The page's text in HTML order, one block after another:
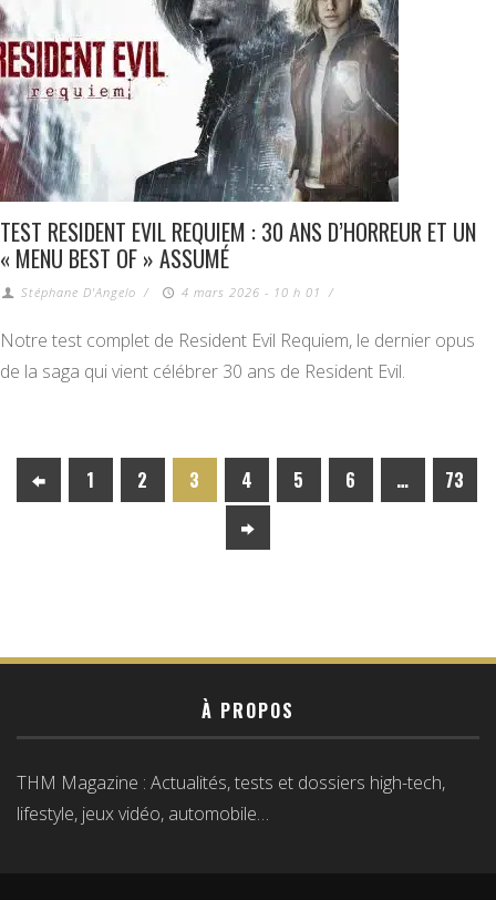
TEST RESIDENT EVIL REQUIEM : 30 ANS D’HORREUR ET UN
« MENU BEST OF » ASSUMÉ
Stéphane D'Angelo / 4 mars 2026 - 10 h 01 /
Notre test complet de Resident Evil Requiem, le dernier opus
de la saga qui vient célébrer 30 ans de Resident Evil.
1 2 3 4 5 6 … 73
À PROPOS
THM Magazine : Actualités, tests et dossiers high-tech,
lifestyle, jeux vidéo, automobile…